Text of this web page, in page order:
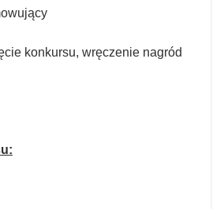
konkursu, wręczenie nagród